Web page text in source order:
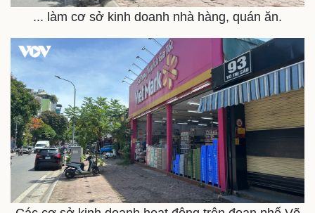
Doanh nghiệp
Thông tin doanh nghiệp
Doanh nghiệp 24h
Doanh nhân
Công nghệ
Sành điệu
Tin Công nghệ
Trải nghiệm
... làm cơ sở kinh doanh nhà hàng, quán ăn.